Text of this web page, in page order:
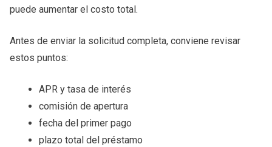
puede aumentar el costo total.
Antes de enviar la solicitud completa, conviene revisar
estos puntos:
APR y tasa de interés
comisión de apertura
fecha del primer pago
plazo total del préstamo